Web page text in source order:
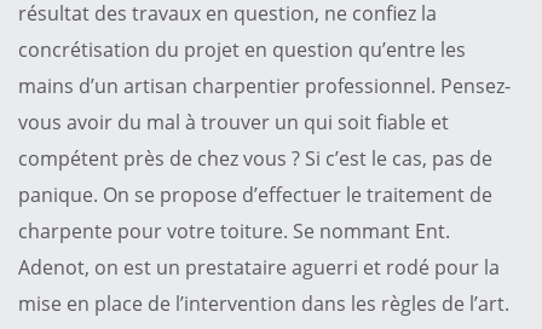
résultat des travaux en question, ne confiez la
concrétisation du projet en question qu’entre les
mains d’un artisan charpentier professionnel. Pensez-
vous avoir du mal à trouver un qui soit fiable et
compétent près de chez vous ? Si c’est le cas, pas de
panique. On se propose d’effectuer le traitement de
charpente pour votre toiture. Se nommant Ent.
Adenot, on est un prestataire aguerri et rodé pour la
mise en place de l’intervention dans les règles de l’art.